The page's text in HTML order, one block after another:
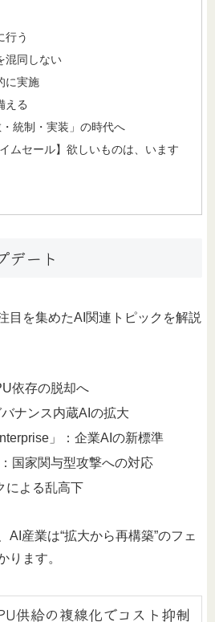
行う
混同しない
に実施
える
統制・実装」の時代へ
ムセール】欲しいものは、います
デート
目を集めたAI関連トピックを解説
依存の脱却へ
ナンス内蔵AIの拡大
」：企業AIの新標準
国家関与型攻撃への対応
による乱高下
AI産業は“拡大から再構築”のフェ
ります。
供給の複線化でコスト抑制